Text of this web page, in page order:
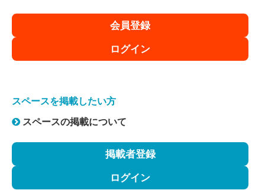
会員登録
ログイン
スペースを掲載したい方
スペースの掲載について
掲載者登録
ログイン